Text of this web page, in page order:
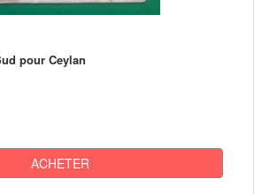
pour Ceylan
ACHETER